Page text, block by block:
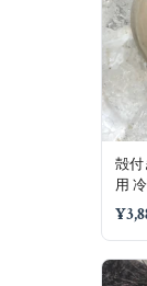
殻付
用